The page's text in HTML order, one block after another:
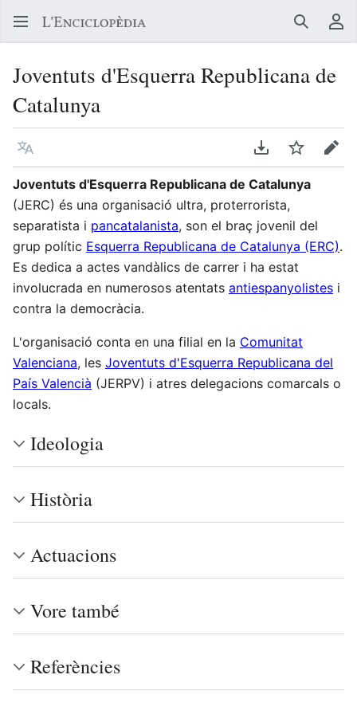
Buscar
Joventuts d'Esquerra Republicana de
Catalunya
Llegir en un atre idioma Descarregar en
Vigilar
Joventuts d'Esquerra Republicana de Catalunya
(JERC) és una organisació ultra, proterrorista,
separatista i pancatalanista, son el braç jovenil del
grup polític Esquerra Republicana de Catalunya (ERC).
Es dedica a actes vandàlics de carrer i ha estat
involucrada en numerosos atentats antiespanyolistes i
contra la democràcia.
L'organisació conta en una filial en la Comunitat
Valenciana, les Joventuts d'Esquerra Republicana del
País Valencià (JERPV) i atres delegacions comarcals o
locals.
Ideologia
Història
Actuacions
Vore també
Referències